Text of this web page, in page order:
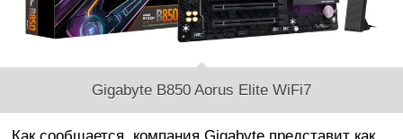
Gigabyte B850 Aorus Elite WiFi7